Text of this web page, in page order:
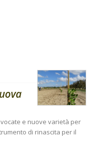
e nuove varietà per
di rinascita per il